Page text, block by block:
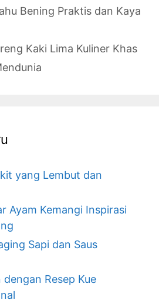
Bening Praktis dan Kaya
Kaki Lima Kuliner Khas
yang Lembut dan
Ayam Kemangi Inspirasi
Sapi dan Saus
Resep Kue